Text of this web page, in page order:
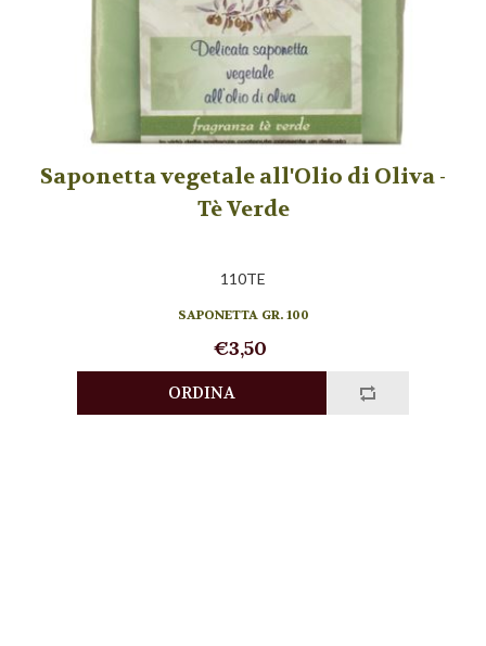
Saponetta vegetale all'Olio di Oliva -
Tè Verde
110TE
SAPONETTA GR. 100
€3,50